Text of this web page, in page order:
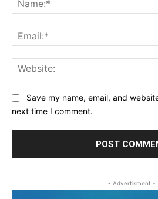
Save my name, email, and
next time I comment.
- Advertisment -